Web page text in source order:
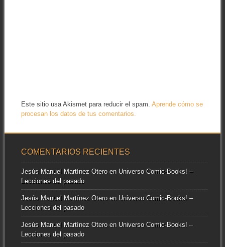
Este sitio usa Akismet para reducir el spam. Aprende cómo se
procesan los datos de tus comentarios.
COMENTARIOS RECIENTES
Jesús Manuel Martínez Oteroen Universo Comic-Books! –
Lecciones del pasado
Jesús Manuel Martínez Oteroen Universo Comic-Books! –
Lecciones del pasado
Jesús Manuel Martínez Oteroen Universo Comic-Books! –
Lecciones del pasado